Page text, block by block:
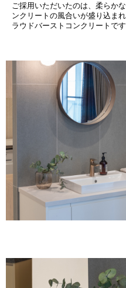
ご採用いただいたのは、柔らか
ンクリートの風合いが盛り込ま
ラウドバーストコンクリートです